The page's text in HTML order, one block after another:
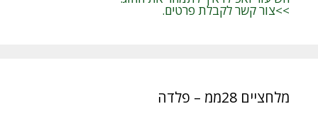
>>צור קשר לקבלת פרטים.
מלחציים 28ממ – פלדה